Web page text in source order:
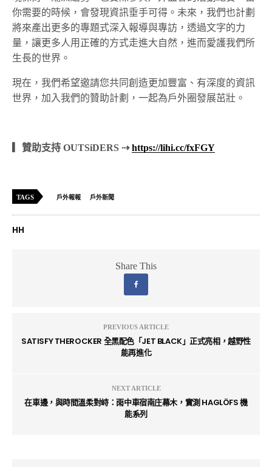
你需要的時候，會發現資訊垂手可得。未來，我們也計劃
將來產出更多的專題式深入報導與專訪，透過文字的力
量，讓更多人用正確的方式走進大自然，進而愛護我們所
生長的世界。
現在，我們希望邀請您共同創造更加豐富、有深度的資訊
世界，加入我們的贊助計劃，一起為戶外圈發展茁壯。
▎贊助支持 OUTSiDERS ⇢https://lihi.cc/fxFGY
TAGS 戶外報報 戶外新聞
HH
Share This
PREVIOUS ARTICLE
SATISFY THEROCKER 全黑配色「JET BLACK」正式亮相，越野性
能再進化
NEXT ARTICLE
在車邊，與時間溫柔對峙：雨中車宿南庄幕木，實測 HAGLÖFS 機
能系列